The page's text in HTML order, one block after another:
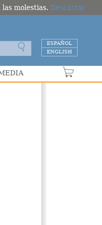
ESPAÑOL
ENGLISH
molestias. Descartar